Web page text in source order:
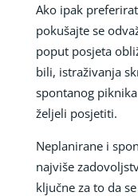
Ako ipak
pokušajte se
poput posjeta
bili, istraživanja
spontanog
željeli posjetiti.
Neplanirane i
najviše
ključne za to da